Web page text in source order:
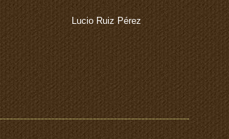
Lucio Ruiz Pérez